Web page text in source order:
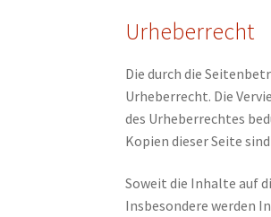
Urheberrecht
Die durch die
Urheberrecht. Die
des Urheberrechtes
Kopien dieser Seite
Soweit die Inhalte auf
Insbesondere werden